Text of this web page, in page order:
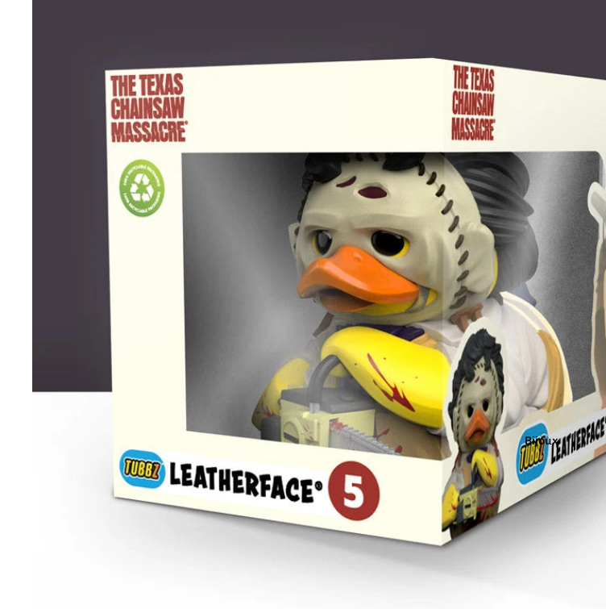
Couleurs
Arc-en-ciel
Argenté
Blanc
Doré
Gris
Jaune
Marron
Noir
Orange
Turquoise
Bijoux